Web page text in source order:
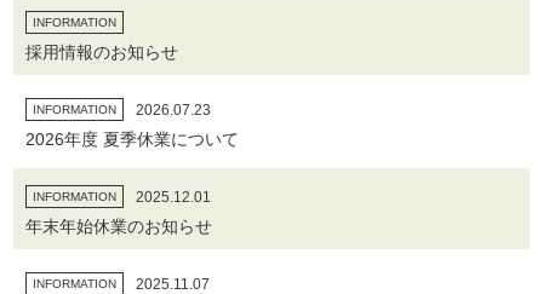
INFORMATION
採用情報のお知らせ
INFORMATION 2026.07.23
2026年度 夏季休業について
INFORMATION 2025.12.01
年末年始休業のお知らせ
INFORMATION 2025.11.07